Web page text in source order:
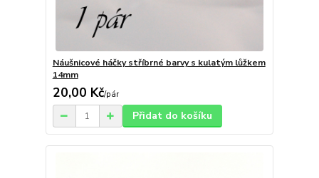
Náušnicové háčky stříbrné barvy s kulatým lůžkem
14mm
20,00 Kč/pár
Přidat do košíku